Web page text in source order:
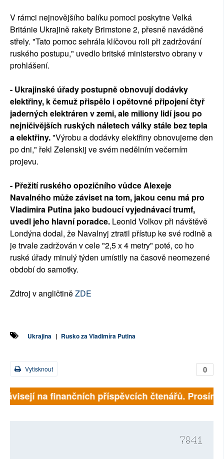
V rámci nejnovějšího balíku pomoci poskytne Velká
Británie Ukrajině rakety Brimstone 2, přesně naváděné
střely. "Tato pomoc sehrála klíčovou roli při zadržování
ruského postupu," uvedlo britské ministerstvo obrany v
prohlášení.
- Ukrajinské úřady postupně obnovují dodávky
elektřiny, k čemuž přispělo i opětovné připojení čtyř
jaderných elektráren v zemi, ale miliony lidí jsou po
nejničivějších ruských náletech války stále bez tepla
a elektřiny."Výrobu a dodávky elektřiny obnovujeme den
po dni," řekl Zelenskij ve svém nedělním večerním
projevu.
- Přežití ruského opozičního vůdce Alexeje
Navalného může záviset na tom, jakou cenu má pro
Vladimira Putina jako budoucí vyjednávací trumf,
uvedl jeho hlavní poradce. Leonid Volkov při návštěvě
Londýna dodal, že Navalnyj ztratil přístup ke své rodině a
je trvale zadržován v cele "2,5 x 4 metry" poté, co ho
ruské úřady minulý týden umístily na časově neomezené
období do samotky.
Zdtroj v angličtiněZDE
Ukrajina | Rusko za Vladimíra Putina
0
Vytisknout
na finančních příspěvcích čtenářů. Prosíme,
7841